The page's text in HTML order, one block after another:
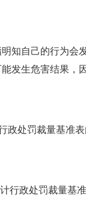
自己的行为会
发生危害结果，
政处罚裁量基准
行政处罚裁量基